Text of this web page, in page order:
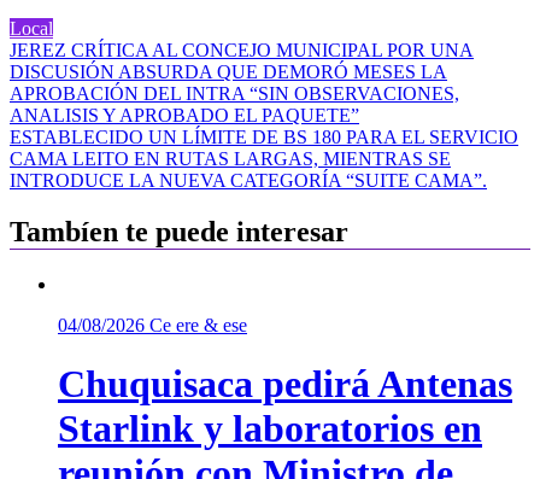
Local
Navegación
de
entradas
JEREZ CRÍTICA AL CONCEJO MUNICIPAL POR UNA
DISCUSIÓN ABSURDA QUE DEMORÓ MESES LA
APROBACIÓN DEL INTRA “SIN OBSERVACIONES,
ANALISIS Y APROBADO EL PAQUETE”
ESTABLECIDO UN LÍMITE DE BS 180 PARA EL SERVICIO
CAMA LEITO EN RUTAS LARGAS, MIENTRAS SE
INTRODUCE LA NUEVA CATEGORÍA “SUITE CAMA”.
Tambíen te puede interesar
04/08/2026 Ce ere & ese
Chuquisaca pedirá Antenas
Starlink y laboratorios en